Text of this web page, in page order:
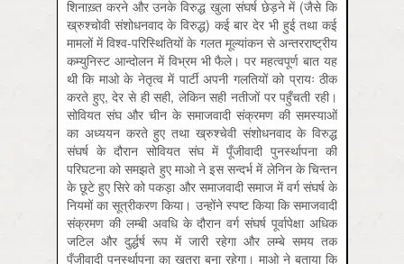
शिनाख़्त करने और उनके विरुद्ध खुला संघर्ष छेड़ने में (जैसे कि
ख्रुश्चोवी संशोधनवाद के विरुद्ध) कई बार देर भी हुई तथा कई
मामलों में विश्व-परिस्थितियों के गलत मूल्यांकन से अन्तरराष्ट्रीय
कम्युनिस्ट आन्दोलन में विभ्रम भी फैले। पर महत्वपूर्ण बात यह
थी कि माओ के नेतृत्व में पार्टी अपनी गलतियों को प्रायः ठीक
करते हुए, देर से ही सही, लेकिन सही नतीजों पर पहुँचती रही।
सोवियत संघ और चीन के समाजवादी संक्रमण की समस्याओं
का अध्‍ययन करते हुए तथा ख्रुश्चेवी संशोधनवाद के विरुद्ध
संघर्ष के दौरान सोवियत संघ में पूँजीवादी पुनर्स्थापना की
परिघटना को समझते हुए माओ ने इस सन्दर्भ में लेनिन के चिन्तन
के छूटे हुए सिरे को पकड़ा और समाजवादी समाज में वर्ग संघर्ष के
नियमों का सूत्रीकरण किया। उन्होंने स्पष्ट किया कि समाजवादी
संक्रमण की लम्बी अवधि के दौरान वर्ग संघर्ष पूर्वापेक्षा अधिक
जटिल और दुर्द्धर्ष रूप में जारी रहेगा और लम्बे समय तक
पूँजीवादी पुनर्स्थापना का ख़तरा बना रहेगा। माओ ने बताया कि